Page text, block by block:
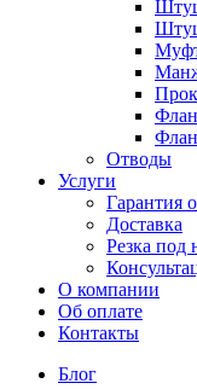
Отводы
Услуги
Гарантия
Доставка
Резка под
О компании
Об оплате
Контакты
Блог